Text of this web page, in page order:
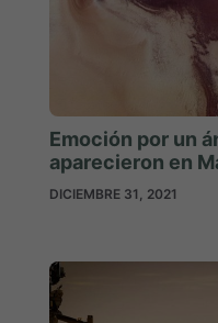
Emoción por un
aparecieron en
DICIEMBRE 31, 2021